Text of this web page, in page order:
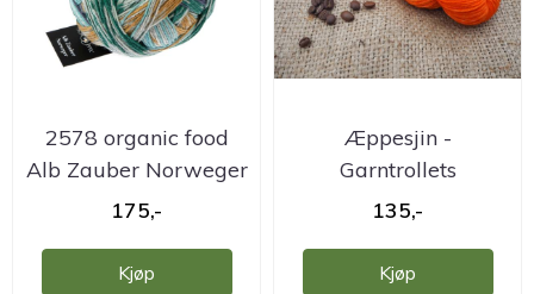
2578 organic food
Alb Zauber Norweger
garn
175,-
Kjøp
Æppesjin -
Garntrollets
håndfargede skatter
135,-
Kjøp